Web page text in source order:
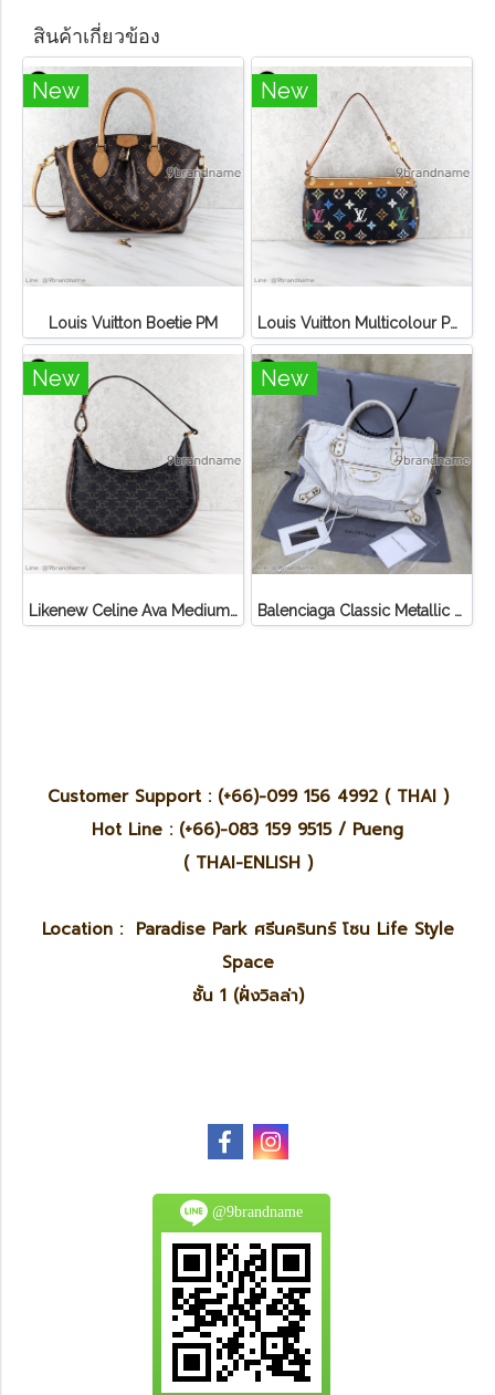
สินค้าเกี่ยวข้อง
New
Louis Vuitton Boetie PM
New
Louis Vuitton Multicolour Pochette Canvas
New
Likenew Celine Ava Medium Triomphe Canvas
New
Balenciaga Classic Metallic Edge City Bag
Customer Support : (+66)-099 156 4992 ( THAI )
Hot Line : (+66)-083 159 9515 / Pueng
( THAI-ENLISH )
Location : Paradise Park ศรีนครินทร์ โซน Life Style
Space
ชั้น 1 (ฝั่งวิลล่า)
@9brandname